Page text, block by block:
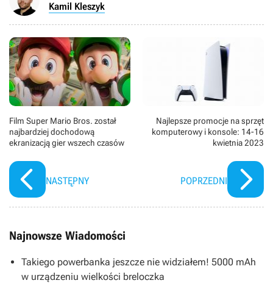
Kamil Kleszyk
Film Super Mario Bros. został
najbardziej dochodową
ekranizacją gier wszech czasów
NASTĘPNY
Najlepsze promocje na sprzęt
komputerowy i konsole: 14-16
kwietnia 2023
POPRZEDNI
Najnowsze Wiadomości
Takiego powerbanka jeszcze nie widziałem! 5000 mAh
w urządzeniu wielkości breloczka